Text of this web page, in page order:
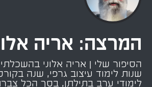
המרצה: אריה
שנות לימוד עיצוב גרפי, שנה
לימודי ערב בתילתן, בסך הכל